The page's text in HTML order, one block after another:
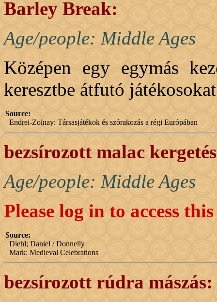
Barley Break:
Age/people: Middle Ages
Középen egy egymás
keresztbe átfutó
Source:
Endrei-Zolnay: Társasjátékok és szórakozás a régi Európában
bezsírozott malac
Age/people: Middle Ages
Please log in to access
Source:
Diehl; Daniel / Donnelly
Mark: Medieval Celebrations
bezsírozott rúdra mászás: